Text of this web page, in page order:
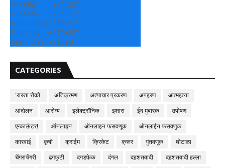
Monday +29°+22°
Tuesday
+29°+21°
Wednesday+28°+22°
Thursday
+29°+22°
See 7-Day Forecast
CATEGORIES
'रास्ता रोको' अतिक्रमण अत्याचार प्रकरण अपहरण
आत्महत्या
आंदोलन
आरोग्य इलेक्ट्रॉनिक इशारा ईद मुबारक
उपोषण
एन्काऊंटर!
ऑनलाइन ऑनलाइन फसवणूक
ऑनलाईन फसवणुक
कारवाई
कृषी क्राईम क्रिकेट क्रूर गुंतवणूक
घोटाळा
चेंगराचेंगरी
ढगफुटी दगडफेक दंगल दहशतवादी
दहशतवादी हल्ला